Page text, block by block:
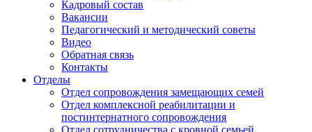
Кадровый состав
Вакансии
Педагогический и методический советы
Видео
Обратная связь
Контакты
Отделы
Отдел сопровождения замещающих семей
Отдел комплексной реабилитации и
постинтернатного сопровождения
Отдел сотрудничества с кровной семьей